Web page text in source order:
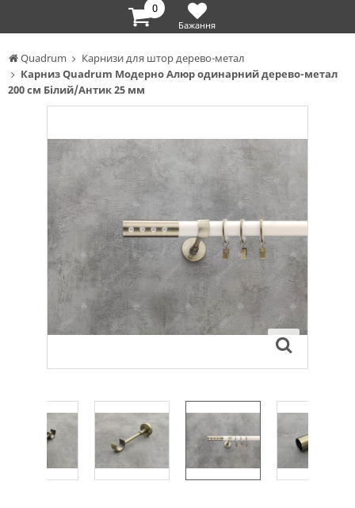
Quadrum
Карнизи для штор дерево-метал
Карниз Quadrum Модерно Алюр одинарний дерево-метал
200 см Білий/Антик 25 мм
0
Бажання